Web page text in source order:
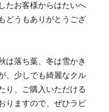
たお客様からはたいへ
どうもありがとうござ
は落ち葉、冬は雪かき
、少しでも綺麗なクル
り、ご購入いただける
りますので、ぜひラビ